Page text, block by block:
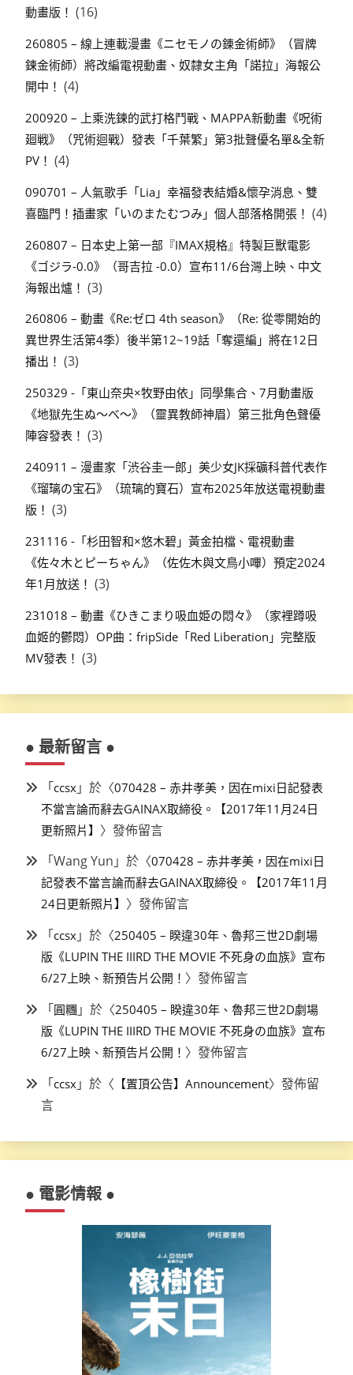
動畫版！ (16)
260805 – 線上連載漫畫《ニセモノの錬金術師》（冒牌
鍊金術師）將改編電視動畫、奴隸女主角「諾拉」海報公
開中！ (4)
200920 – 上乘洗鍊的武打格鬥戰、MAPPA新動畫《呪術
廻戦》（咒術迴戰）發表「千葉繁」第3批聲優名單&全新
PV！ (4)
090701 – 人氣歌手「Lia」幸福發表結婚&懷孕消息、雙
喜臨門！插畫家「いのまたむつみ」個人部落格開張！ (4)
260807 – 日本史上第一部『IMAX規格』特製巨獸電影
《ゴジラ-0.0》（哥吉拉 -0.0）宣布11/6台灣上映、中文
海報出爐！ (3)
260806 – 動畫《Re:ゼロ 4th season》（Re: 從零開始的
異世界生活第4季）後半第12~19話「奪還編」將在12日
播出！ (3)
250329 -「東山奈央×牧野由依」同學集合、7月動畫版
《地獄先生ぬ～べ～》（靈異教師神眉）第三批角色聲優
陣容發表！ (3)
240911 – 漫畫家「渋谷圭一郎」美少女JK採礦科普代表作
《瑠璃の宝石》（琉璃的寶石）宣布2025年放送電視動畫
版！ (3)
231116 -「杉田智和×悠木碧」黃金拍檔、電視動畫
《佐々木とピーちゃん》（佐佐木與文鳥小嗶）預定2024
年1月放送！ (3)
231018 – 動畫《ひきこまり吸血姫の悶々》（家裡蹲吸
血姬的鬱悶）OP曲：fripSide「Red Liberation」完整版
MV發表！ (3)
● 最新留言 ●
「ccsx 」於〈070428 – 赤井孝美，因在mixi日記發表
不當言論而辭去GAINAX取締役。【2017年11月24日
更新照片】 〉發佈留言
「Wang Yun 」於〈070428 – 赤井孝美，因在mixi日
記發表不當言論而辭去GAINAX取締役。【2017年11月
24日更新照片】 〉發佈留言
「ccsx 」於〈250405 – 睽違30年、魯邦三世2D劇場
版《LUPIN THE IIIRD THE MOVIE 不死身の血族》宣布
6/27上映、新預告片公開！ 〉發佈留言
「圓糰 」於〈250405 – 睽違30年、魯邦三世2D劇場
版《LUPIN THE IIIRD THE MOVIE 不死身の血族》宣布
6/27上映、新預告片公開！ 〉發佈留言
「ccsx 」於〈 【置頂公告】Announcement〉發佈留
言
● 電影情報 ●